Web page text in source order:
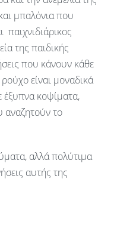
μπαλόνια που
της παιδικής
που κάνουν κάθε
είναι μοναδικά
έξυπνα κοψίματα,
αναζητούν το
αλλά πολύτιμα
αυτής της